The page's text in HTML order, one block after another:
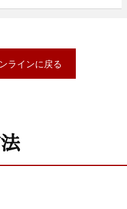
ラインに戻る